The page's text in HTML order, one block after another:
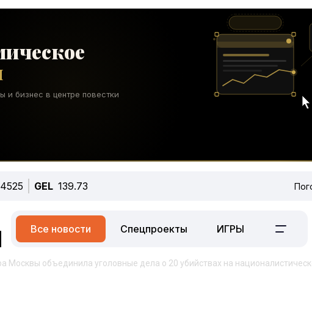
GEL 139.73
Все новости Спецпроекты ИГРЫ
Москвы объединила уголовные дела о 20 убийствах на